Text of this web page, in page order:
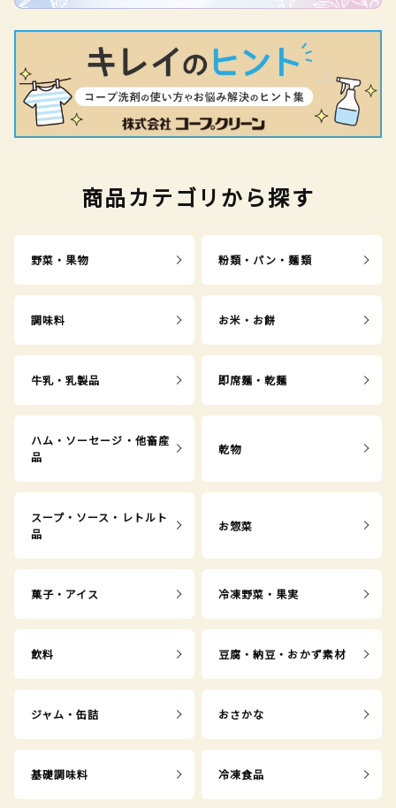
商品カテゴリから探す
野菜・果物 粉類・パン・麺類
調味料 お米・お餅
牛乳・乳製品 即席麺・乾麺
ハム・ソーセージ・他畜産
品
乾物
スープ・ソース・レトルト
品
お惣菜
菓子・アイス 冷凍野菜・果実
飲料 豆腐・納豆・おかず素材
ジャム・缶詰 おさかな
基礎調味料 冷凍食品